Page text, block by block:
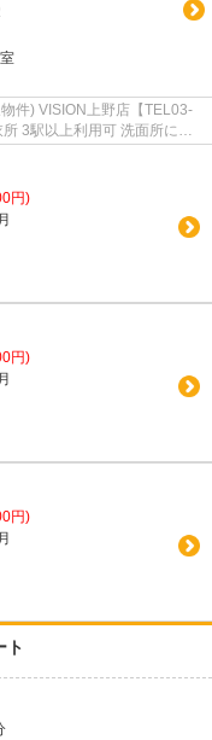
件) VISION上野店【TEL03-
3駅以上利用可 洗面所にド
円)
円)
円)
ト